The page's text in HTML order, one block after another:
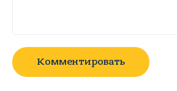
Комментировать